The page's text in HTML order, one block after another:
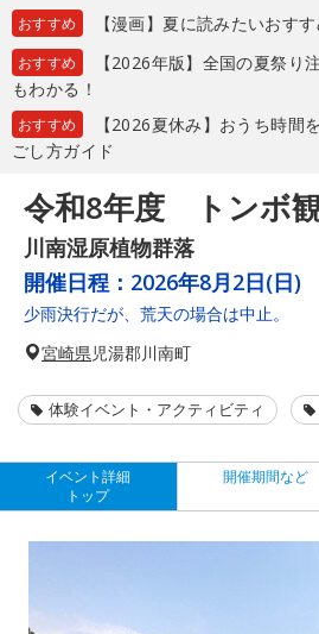
おすすめ 【漫画】夏に読みたいおす
おすすめ
【2026年版】全国の夏祭り
もわかる！
おすすめ
【2026夏休み】おうち時間
ごし方ガイド
令和8年度 トンボ
川南湿原植物群落
開催日程： 2026年8月2日(日)
少雨決行だが、荒天の場合は中止。
宮崎県児湯郡川南町
体験イベント・アクティビティ
イベント詳細
トップ
開催期間など